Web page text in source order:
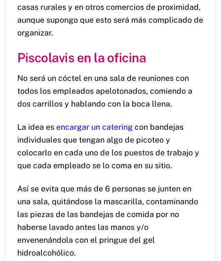
casas rurales y en otros comercios de proximidad,
aunque supongo que esto será más complicado de
organizar.
Piscolavis en la oficina
No será un cóctel en una sala de reuniones con
todos los empleados apelotonados, comiendo a
dos carrillos y hablando con la boca llena.
La idea es encargar un cateringcon bandejas
individuales que tengan algo de picoteo y
colocarlo en cada uno de los puestos de trabajo y
que cada empleado se lo coma en su sitio.
Así se evita que más de 6 personas se junten en
una sala, quitándose la mascarilla, contaminando
las piezas de las bandejas de comida por no
haberse lavado antes las manos y/o
envenenándola con el pringue del gel
hidroalcohólico.